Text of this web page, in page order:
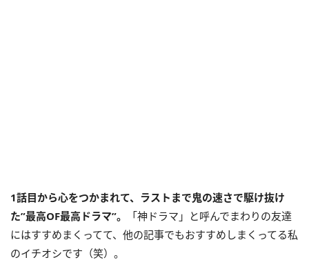
1話目から心をつかまれて、ラストまで鬼の速さで駆け抜け
た”最高OF最高ドラマ”。
「神ドラマ」と呼んでまわりの友達
にはすすめまくってて、他の記事でもおすすめしまくってる私
のイチオシです（笑）。